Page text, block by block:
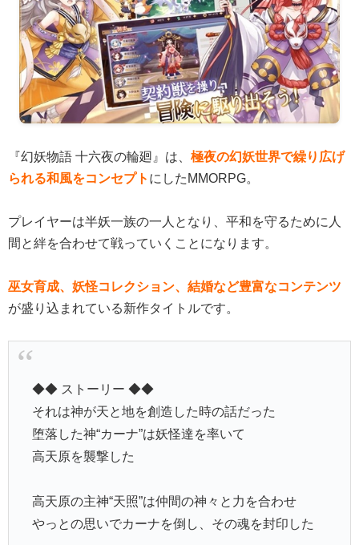
『幻妖物語 十六夜の輪廻』は、
極夜の幻妖世界で繰り広げ
られる和風をコンセプト
にしたMMORPG。
プレイヤーは半妖一族の一人となり、平和を守るために人
間と絆を合わせて戦っていくことになります。
巫女育成、妖怪コレクション、結婚など豊富なコンテンツ
が盛り込まれている新作タイトルです。
◆◆ ストーリー ◆◆
それは神が天と地を創造した時の話だった
堕落した神“カーナ”は妖怪達を率いて
高天原を襲撃した
高天原の主神“天照”は仲間の神々と力を合わせ
やっとの思いでカーナを倒し、その魂を封印した